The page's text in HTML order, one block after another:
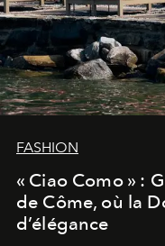
FASHION
« Ciao Como » :
de Côme, où la
d’élégance